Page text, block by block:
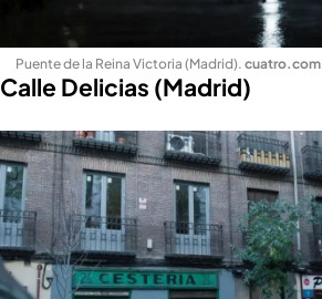
Puente de la Reina Victoria (Madrid). cuatro.com
Calle Delicias (Madrid)